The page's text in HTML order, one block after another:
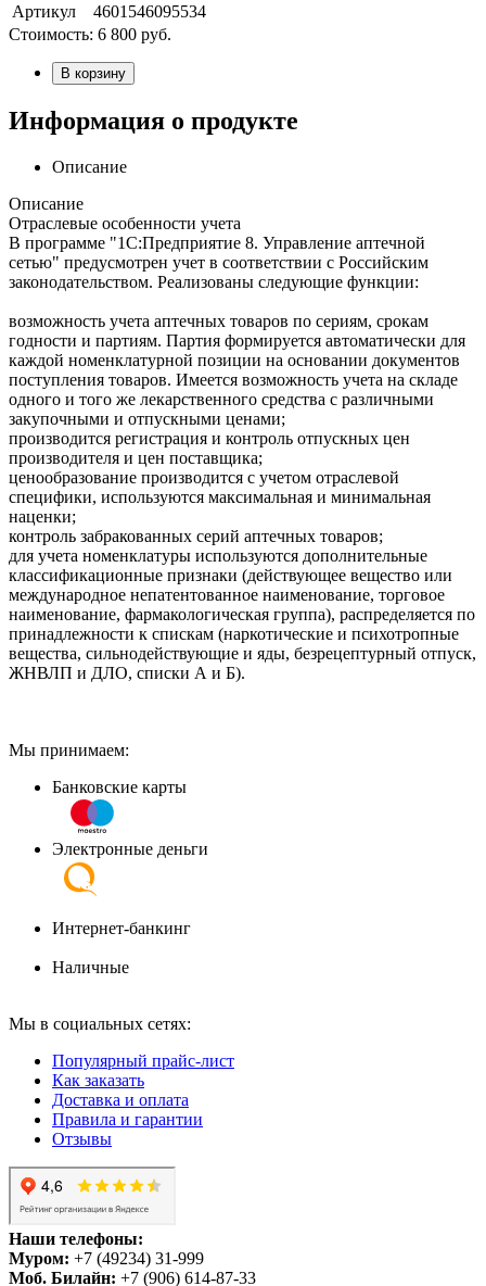
Артикул
4601546095534
Стоимость: 6 800 руб.
В корзину
Информация о продукте
Описание
Описание
Отраслевые особенности учета
В программе "1С:Предприятие 8. Управление аптечной
сетью" предусмотрен учет в соответствии с Российским
законодательством. Реализованы следующие функции:
возможность учета аптечных товаров по сериям, срокам
годности и партиям. Партия формируется автоматически для
каждой номенклатурной позиции на основании документов
поступления товаров. Имеется возможность учета на складе
одного и того же лекарственного средства с различными
закупочными и отпускными ценами;
производится регистрация и контроль отпускных цен
производителя и цен поставщика;
ценообразование производится с учетом отраслевой
специфики, используются максимальная и минимальная
наценки;
контроль забракованных серий аптечных товаров;
для учета номенклатуры используются дополнительные
классификационные признаки (действующее вещество или
международное непатентованное наименование, торговое
наименование, фармакологическая группа), распределяется по
принадлежности к спискам (наркотические и психотропные
вещества, сильнодействующие и яды, безрецептурный отпуск,
ЖНВЛП и ДЛО, списки А и Б).
Мы принимаем:
Банковские карты
Электронные деньги
Интернет-банкинг
Наличные
Мы в социальных сетях:
Популярный прайс-лист
Как заказать
Доставка и оплата
Правила и гарантии
Отзывы
Наши телефоны:
Муром: +7 (49234) 31-999
Моб. Билайн: +7 (906) 614-87-33